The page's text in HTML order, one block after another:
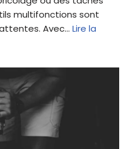
multifonctions sont
Avec… Lire la